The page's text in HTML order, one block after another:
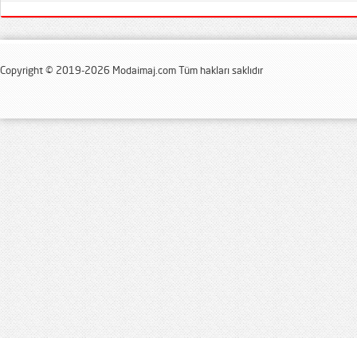
Copyright © 2019-2026 Modaimaj.com Tüm hakları saklıdır